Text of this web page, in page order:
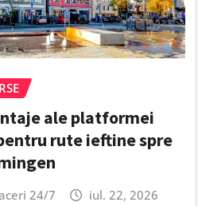
ale platformei
rute ieftine spre
24/7 iul. 22, 2026